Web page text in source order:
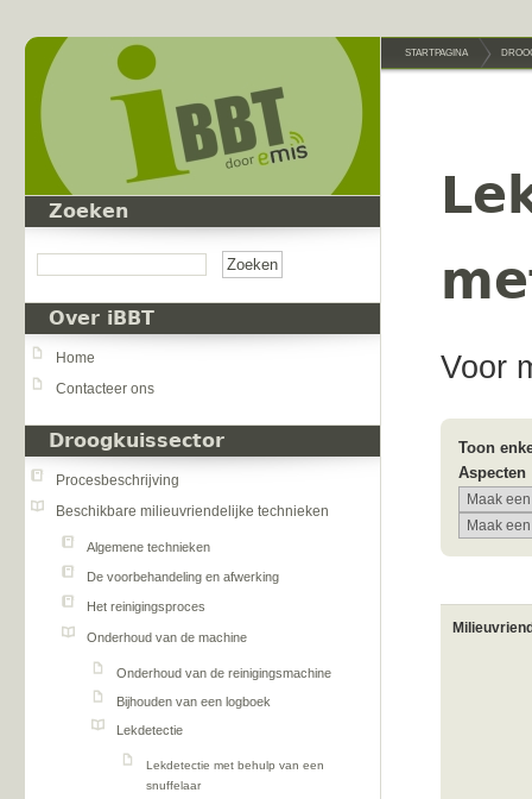
Zoeken
Over iBBT
Home
Contacteer ons
Droogkuissector
Procesbeschrijving
Beschikbare milieuvriendelijke technieken
Algemene technieken
De voorbehandeling en afwerking
Het reinigingsproces
Onderhoud van de machine
Onderhoud van de reinigingsmachine
Bijhouden van een logboek
Lekdetectie
Lekdetectie met behulp van een
snuffelaar
STARTPAGINA
Voor
Toon
Aspecten